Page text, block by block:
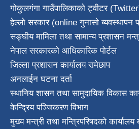
गोकुलगंगा गाउँपालिकाको ट्वीटर
हेल्लो सरकार (online गुनासो ब्यवस्थापन
सङ्घीय मामिला तथा सामान्य प्रशासन
नेपाल सरकारको आधिकारिक पोर्टल
जिल्ला प्रशासन कार्यालय रामेछाप
अनलाईन घटना दर्ता
स्थानिय शासन तथा सामुदायिक विकास
केन्द्रिय पञ्जिकरण विभाग
मुख्य मन्त्री तथा मन्त्रिपरिषदको कार्यालय